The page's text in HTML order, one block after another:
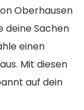
Oberhausen
deine Sachen
einen
Mit diesen
auf dein